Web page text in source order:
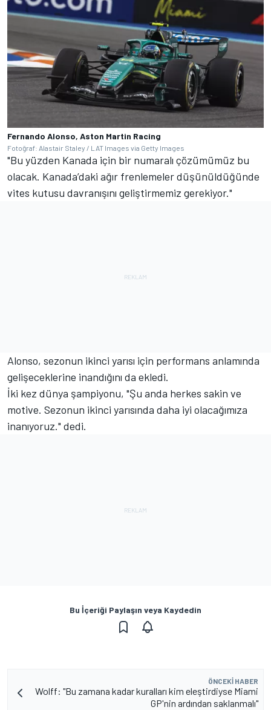
Fernando Alonso, Aston Martin Racing
Fotoğraf: Alastair Staley / LAT Images via Getty Images
"Bu yüzden Kanada için bir numaralı çözümümüz bu
olacak. Kanada’daki ağır frenlemeler düşünüldüğünde
vites kutusu davranışını geliştirmemiz gerekiyor."
Alonso, sezonun ikinci yarısı için performans anlamında
gelişeceklerine inandığını da ekledi.
İki kez dünya şampiyonu, "Şu anda herkes sakin ve
motive. Sezonun ikinci yarısında daha iyi olacağımıza
inanıyoruz." dedi.
Bu İçeriği Paylaşın veya Kaydedin
ÖNCEKI HABER
Wolff: "Bu zamana kadar kuralları kim eleştirdiyse Miami
GP'nin ardından saklanmalı"